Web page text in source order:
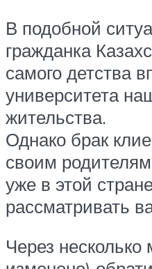
В подобной
гражданка
самого детства
университета
жительства.
Однако брак
своим
уже в этой
рассматривать
Через